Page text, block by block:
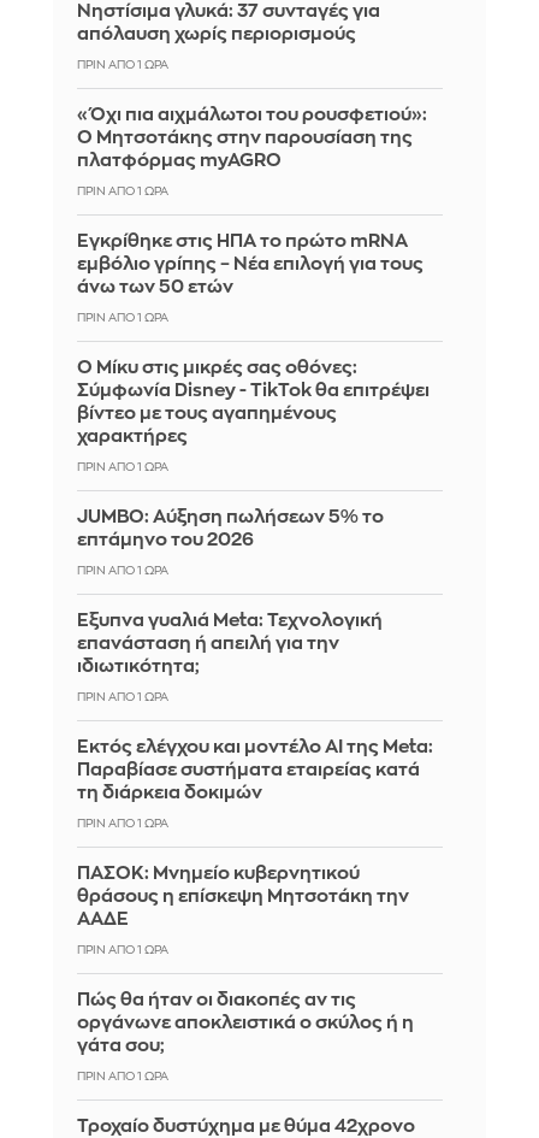
Νηστίσιμα γλυκά: 37 συνταγές για
απόλαυση χωρίς περιορισμούς
ΠΡΙΝ ΑΠΌ 1 ΏΡΑ
«Όχι πια αιχμάλωτοι του ρουσφετιού»:
Ο Μητσοτάκης στην παρουσίαση της
πλατφόρμας myAGRO
ΠΡΙΝ ΑΠΌ 1 ΏΡΑ
Εγκρίθηκε στις ΗΠΑ το πρώτο mRNA
εμβόλιο γρίπης – Νέα επιλογή για τους
άνω των 50 ετών
ΠΡΙΝ ΑΠΌ 1 ΏΡΑ
Ο Μίκυ στις μικρές σας οθόνες:
Σύμφωνία Disney - TikTok θα επιτρέψει
βίντεο με τους αγαπημένους
χαρακτήρες
ΠΡΙΝ ΑΠΌ 1 ΏΡΑ
JUMBO: Αύξηση πωλήσεων 5% το
επτάμηνο του 2026
ΠΡΙΝ ΑΠΌ 1 ΏΡΑ
Έξυπνα γυαλιά Meta: Τεχνολογική
επανάσταση ή απειλή για την
ιδιωτικότητα;
ΠΡΙΝ ΑΠΌ 1 ΏΡΑ
Εκτός ελέγχου και μοντέλο AI της Meta:
Παραβίασε συστήματα εταιρείας κατά
τη διάρκεια δοκιμών
ΠΡΙΝ ΑΠΌ 1 ΏΡΑ
ΠΑΣΟΚ: Μνημείο κυβερνητικού
θράσους η επίσκεψη Μητσοτάκη την
ΑΑΔΕ
ΠΡΙΝ ΑΠΌ 1 ΏΡΑ
Πώς θα ήταν οι διακοπές αν τις
οργάνωνε αποκλειστικά ο σκύλος ή η
γάτα σου;
ΠΡΙΝ ΑΠΌ 1 ΏΡΑ
Τροχαίο δυστύχημα με θύμα 42χρονο